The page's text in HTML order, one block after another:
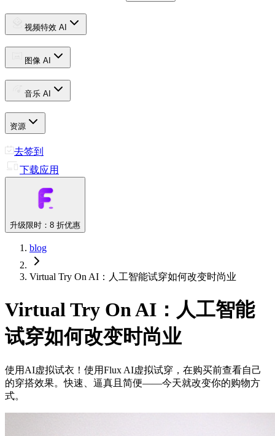
视频特效 AI
图像 AI
音乐 AI
资源
去签到
下载应用
升级限时：8 折优惠
blog
Virtual Try On AI：人工智能试穿如何改变时尚业
Virtual Try On AI：人工智能
试穿如何改变时尚业
使用AI虚拟试衣！使用Flux AI虚拟试穿，在购买前查看自己
的穿搭效果。快速、逼真且简便——今天就改变你的购物方
式。